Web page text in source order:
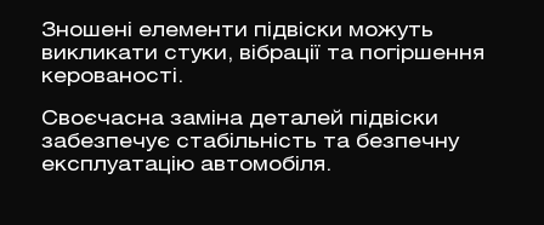
Зношені елементи підвіски можуть
викликати стуки, вібрації та погіршення
керованості.
Своєчасна заміна деталей підвіски
забезпечує стабільність та безпечну
експлуатацію автомобіля.